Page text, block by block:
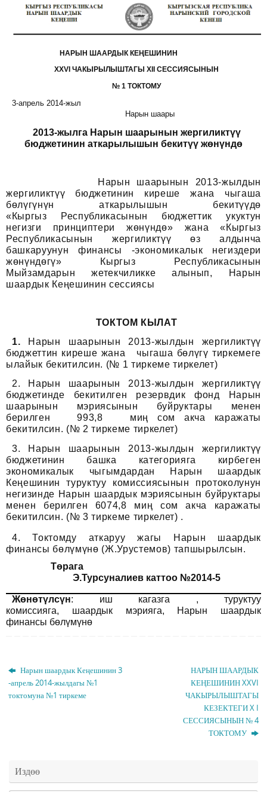
НАРЫН ШААРДЫК КЕҢЕШИНИН
XXVI ЧАКЫРЫЛЫШТАГЫ XII СЕССИЯСЫНЫН
№ 1 ТОКТОМУ
3-апрель 2014-жыл
Нарын шаары
2013-жылга Нарын шаарынын жергиликтүү
бюджетинин аткарылышын бекитүү жөнүндө
Нарын шаарынын 2013-жылдын
жергиликтүү бюджетинин киреше жана чыгаша
бөлүгүнүн аткарылышын бекитүүдө
«Кыргыз Республикасынын бюджеттик укуктун
негизги принциптери жөнүндө» жана «Кыргыз
Республикасынын жергиликтүү өз алдынча
башкаруунун финансы -экономикалык негиздери
жөнүндөгү» Кыргыз Республикасынын
Мыйзамдарын жетекчиликке алынып, Нарын
шаардык Кеңешинин сессиясы
ТОКТОМ КЫЛАТ
1. Нарын шаарынын 2013-жылдын жергиликтүү
бюджеттин киреше жана чыгаша бөлүгү тиркемеге
ылайык бекитилсин. (№ 1 тиркеме тиркелет)
2. Нарын шаарынын 2013-жылдын жергиликтүү
бюджетинде бекитилген резервдик фонд Нарын
шаарынын мэриясынын буйруктары менен
берилген 993,8 миң сом акча каражаты
бекитилсин. (№ 2 тиркеме тиркелет)
3. Нарын шаарынын 2013-жылдын жергиликтүү
бюджетинин башка категорияга кирбеген
экономикалык чыгымдардан Нарын шаардык
Кеңешинин туруктуу комиссиясынын протоколунун
негизинде Нарын шаардык мэриясынын буйруктары
менен берилген 6074,8 миң сом акча каражаты
бекитилсин. (№ 3 тиркеме тиркелет) .
4. Токтомду аткаруу жагы Нарын шаардык
финансы бөлүмүнө (Ж.Урустемов) тапшырылсын.
Төрага
Э.Турсуналиев каттоо №2014-5
Жөнөтүлсүн: иш кагазга , туруктуу
комиссияга, шаардык мэрияга, Нарын шаардык
финансы бөлүмүнө
Нарын шаардык Кеңешинин 3
-апрель 2014-жылдагы №1
токтомуна №1 тиркеме
НАРЫН ШААРДЫК
КЕҢЕШИНИН XXVI
ЧАКЫРЫЛЫШТАГЫ
КЕЗЕКТЕГИ X I
СЕССИЯСЫНЫН № 4
ТОКТОМУ
Издөө